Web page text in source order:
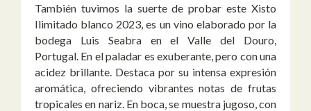
También tuvimos la suerte de probar este Xisto
Ilimitado blanco 2023, es un vino elaborado por la
bodega Luis Seabra en el Valle del Douro,
Portugal. En el paladar es exuberante, pero con una
acidez brillante. Destaca por su intensa expresión
aromática, ofreciendo vibrantes notas de frutas
tropicales en nariz. En boca, se muestra jugoso, con